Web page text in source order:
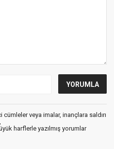
veya imalar, inançlara saldırı
harflerle yazılmış yorumlar